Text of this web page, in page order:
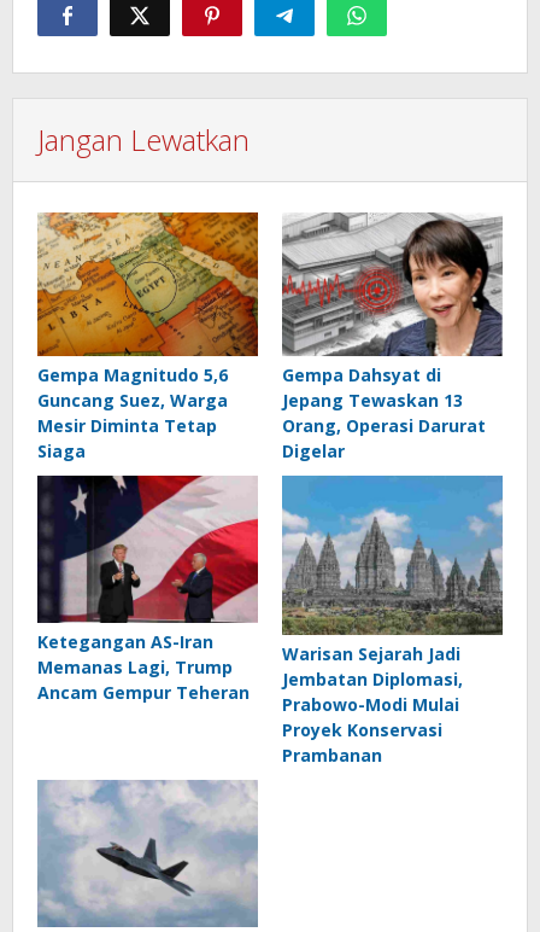
Jangan Lewatkan
Gempa Magnitudo 5,6
Guncang Suez, Warga
Mesir Diminta Tetap
Siaga
Gempa Dahsyat di
Jepang Tewaskan 13
Orang, Operasi Darurat
Digelar
Ketegangan AS-Iran
Memanas Lagi, Trump
Ancam Gempur Teheran
Warisan Sejarah Jadi
Jembatan Diplomasi,
Prabowo-Modi Mulai
Proyek Konservasi
Prambanan